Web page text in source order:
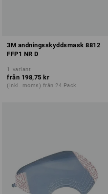
3M andningsskyddsmask 8812
FFP1 NR D
1 variant
från 198,75 kr
(inkl. moms) från 24 Pack